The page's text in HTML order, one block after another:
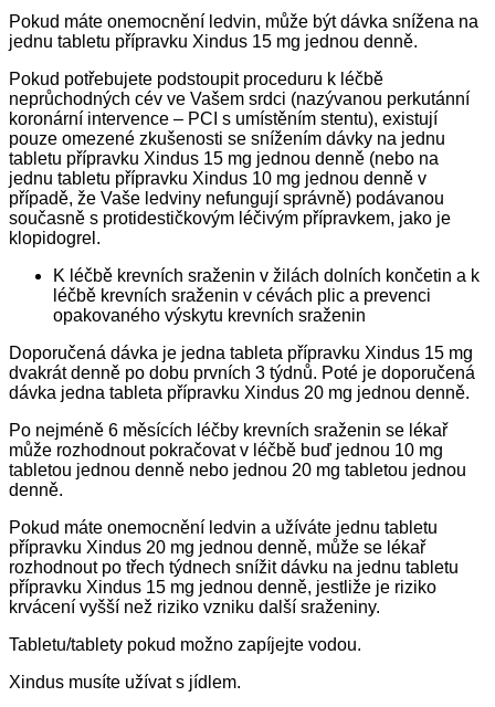
Pokud máte onemocnění ledvin, může být dávka snížena na
jednu tabletu přípravku Xindus 15 mg jednou denně.
Pokud potřebujete podstoupit proceduru k léčbě
neprůchodných cév ve Vašem srdci (nazývanou perkutánní
koronární intervence – PCI s umístěním stentu), existují
pouze omezené zkušenosti se snížením dávky na jednu
tabletu přípravku Xindus 15 mg jednou denně (nebo na
jednu tabletu přípravku Xindus 10 mg jednou denně v
případě, že Vaše ledviny nefungují správně) podávanou
současně s protidestičkovým léčivým přípravkem, jako je
klopidogrel.
K léčbě krevních sraženin v žilách dolních končetin a k
léčbě krevních sraženin v cévách plic a prevenci
opakovaného výskytu krevních sraženin
Doporučená dávka je jedna tableta přípravku Xindus 15 mg
dvakrát denně po dobu prvních 3 týdnů. Poté je doporučená
dávka jedna tableta přípravku Xindus 20 mg jednou denně.
Po nejméně 6 měsících léčby krevních sraženin se lékař
může rozhodnout pokračovat v léčbě buď jednou 10 mg
tabletou jednou denně nebo jednou 20 mg tabletou jednou
denně.
Pokud máte onemocnění ledvin a užíváte jednu tabletu
přípravku Xindus 20 mg jednou denně, může se lékař
rozhodnout po třech týdnech snížit dávku na jednu tabletu
přípravku Xindus 15 mg jednou denně, jestliže je riziko
krvácení vyšší než riziko vzniku další sraženiny.
Tabletu/tablety pokud možno zapíjejte vodou.
Xindus musíte užívat s jídlem.